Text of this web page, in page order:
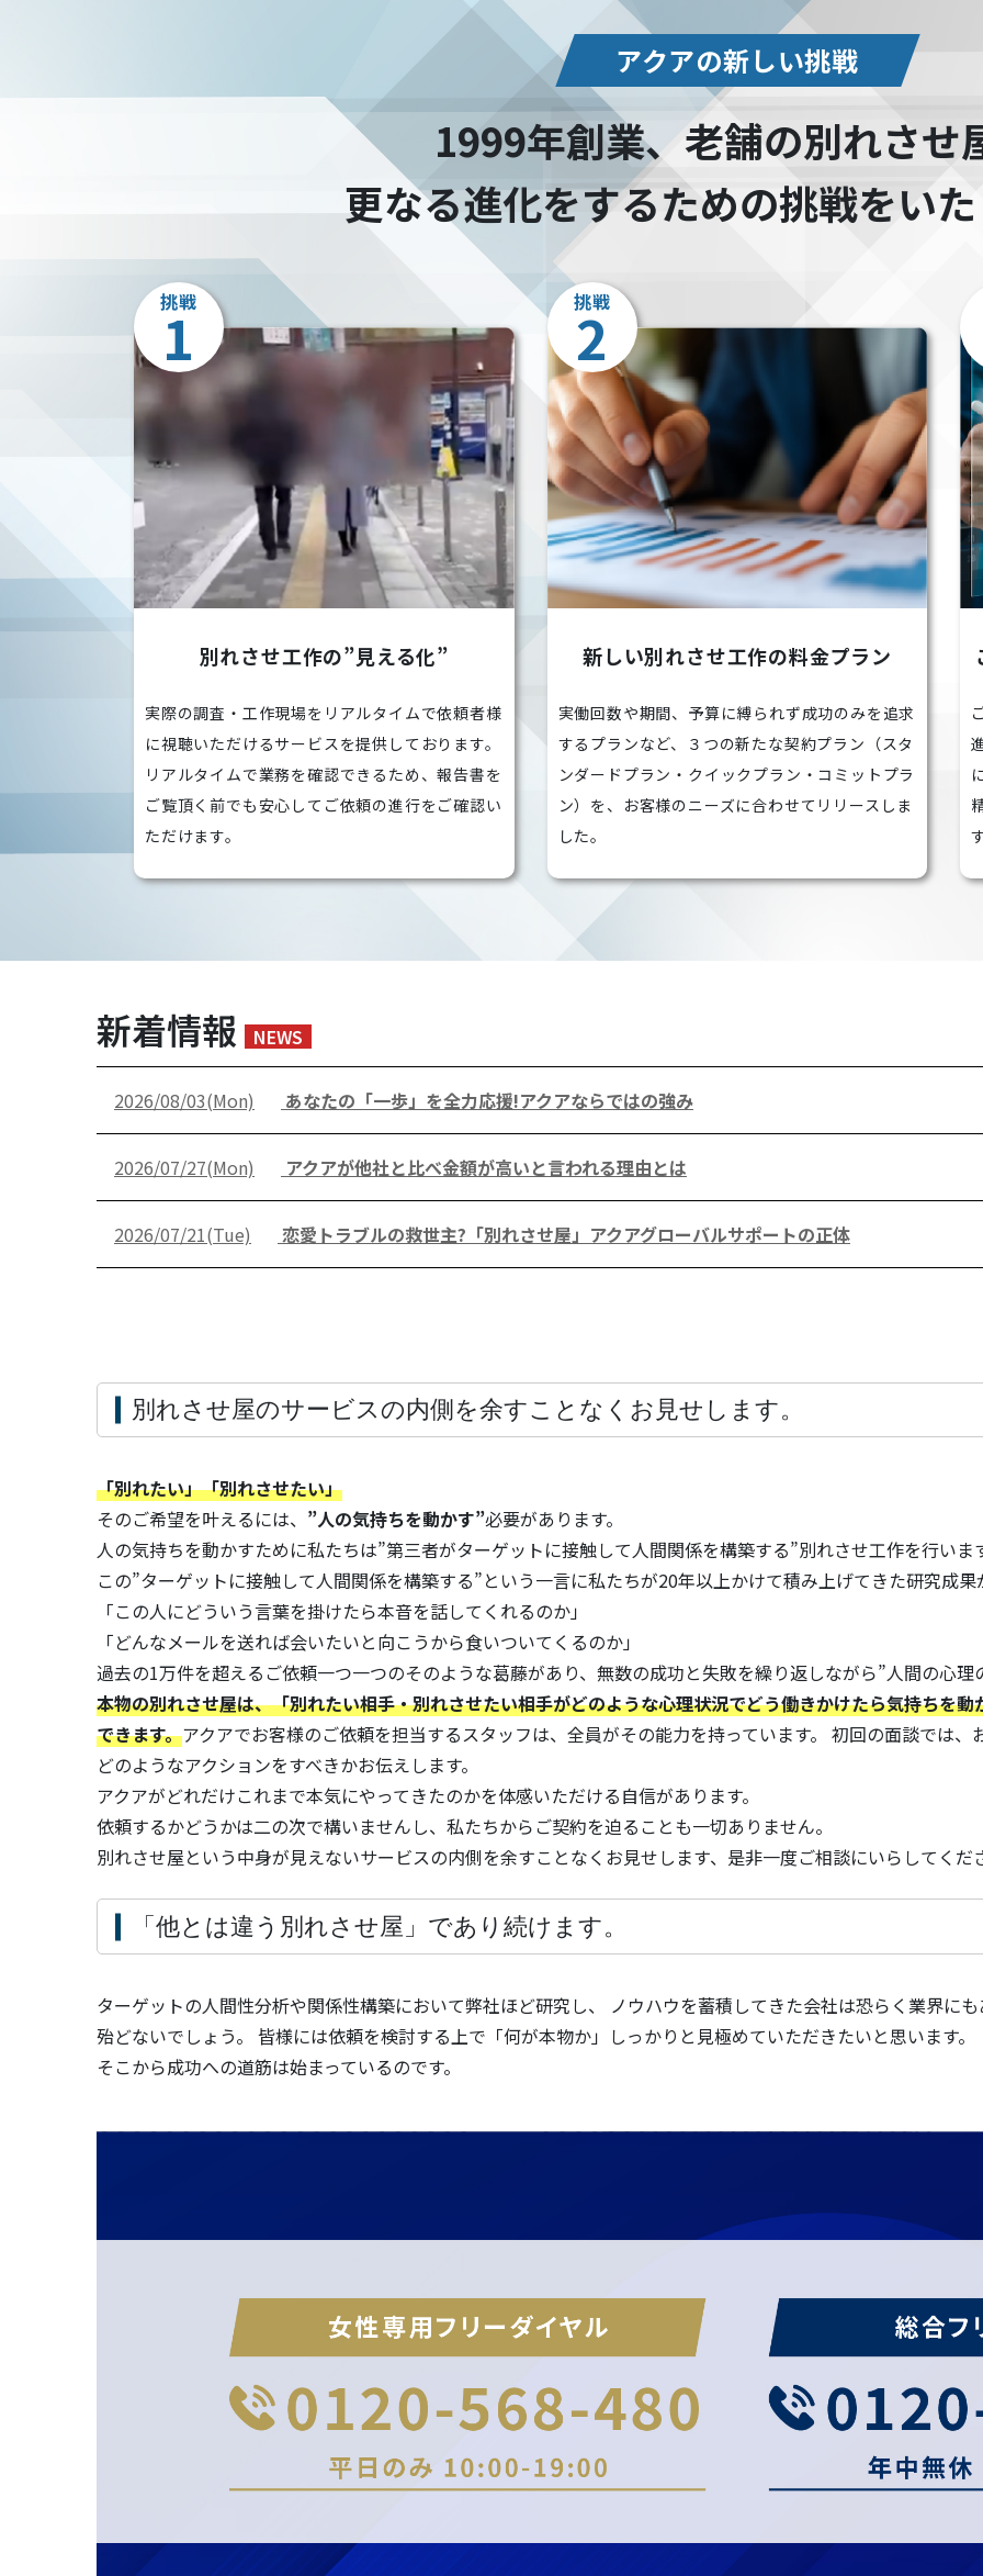
アクアの新しい挑戦
1999年創業、老舗の別れさせ
更なる進化をするための挑戦をいた
挑戦
1
別れさせ工作の”見える化”
実際の調査・工作現場をリアルタイムで依頼者様
に視聴いただけるサービスを提供しております。
リアルタイムで業務を確認できるため、報告書を
ご覧頂く前でも安心してご依頼の進行をご確認い
ただけます。
挑戦
2
新しい別れさせ工作の料金プラン
実働回数や期間、予算に縛られず成功のみを追求
するプランなど、３つの新たな契約プラン（スタ
ンダードプラン・クイックプラン・コミットプラ
ン）を、お客様のニーズに合わせてリリースしま
した。
新着情報 NEWS
2026/08/03(Mon) あなたの「一歩」を全力応援!アクアならではの強み
2026/07/27(Mon) アクアが他社と比べ金額が高いと言われる理由とは
2026/07/21(Tue) 恋愛トラブルの救世主?「別れさせ屋」アクアグローバルサポートの正体
別れさせ屋のサービスの内側を余すことなくお見せします。
「別れたい」「別れさせたい」
そのご希望を叶えるには、 ”人の気持ちを動かす”必要があります。
人の気持ちを動かすために私たちは”第三者がターゲットに接触して人間関係を構築する”別れさせ工作を行いま
この”ターゲットに接触して人間関係を構築する”という一言に私たちが20年以上かけて積み上げてきた研究成果
「この人にどういう言葉を掛けたら本音を話してくれるのか」
「どんなメールを送れば会いたいと向こうから食いついてくるのか」
過去の1万件を超えるご依頼一つ一つのそのような葛藤があり、無数の成功と失敗を繰り返しながら”人間の心理
本物の別れさせ屋は、「別れたい相手・別れさせたい相手がどのような心理状況でどう働きかけたら気持ちを
できます。アクアでお客様のご依頼を担当するスタッフは、全員がその能力を持っています。 初回の面談では
どのようなアクションをすべきかお伝えします。
アクアがどれだけこれまで本気にやってきたのかを体感いただける自信があります。
依頼するかどうかは二の次で構いませんし、私たちからご契約を迫ることも一切ありません。
別れさせ屋という中身が見えないサービスの内側を余すことなくお見せします、是非一度ご相談にいらしてくだ
「他とは違う別れさせ屋」であり続けます。
ターゲットの人間性分析や関係性構築において弊社ほど研究し、 ノウハウを蓄積してきた会社は恐らく業界に
殆どないでしょう。 皆様には依頼を検討する上で「何が本物か」しっかりと見極めていただきたいと思います。
そこから成功への道筋は始まっているのです。